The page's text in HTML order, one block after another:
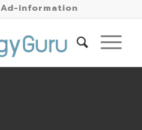
Ad-information